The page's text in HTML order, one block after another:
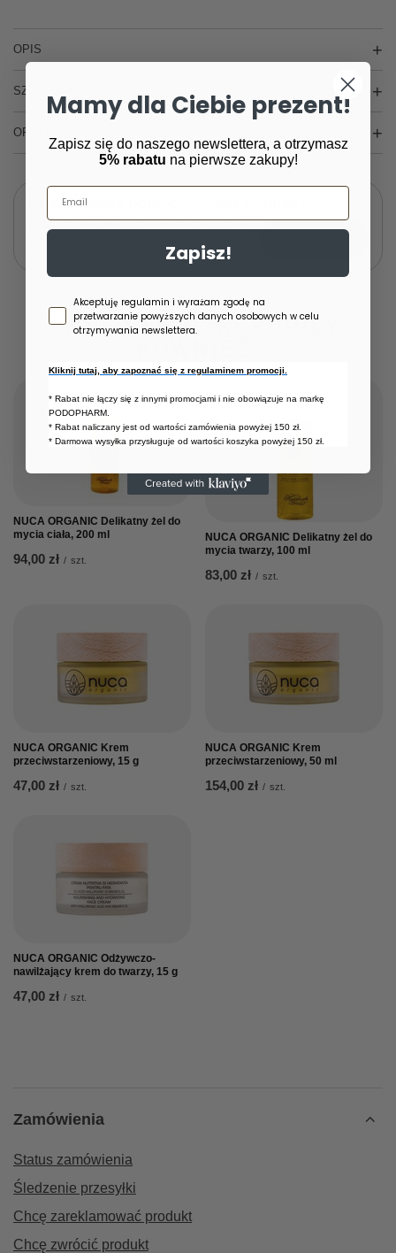
OPIS
SZCZEGÓŁOWE DANE
OPINIE
Potrzebujesz pomocy? Masz pytania?
Zadaj pytanie
INNE KLIENTKI KUPIŁY
NUCA ORGANIC Delikatny żel do
mycia ciała, 200 ml
94,00 zł / szt.
NUCA ORGANIC Delikatny żel do
mycia twarzy, 100 ml
83,00 zł / szt.
NUCA ORGANIC Krem
przeciwstarzeniowy, 15 g
47,00 zł / szt.
NUCA ORGANIC Krem
przeciwstarzeniowy, 50 ml
154,00 zł / szt.
NUCA ORGANIC Odżywczo-
nawilżający krem do twarzy, 15 g
47,00 zł / szt.
Zamówienia
Status zamówienia
Śledzenie przesyłki
Chcę zareklamować produkt
Chcę zwrócić produkt
Mamy dla Ciebie prezent!
Zapisz się do naszego newslettera, a otrzymasz
5% rabatu na pierwsze zakupy!
Email
Zapisz!
Zgoda newsletter
Akceptuję regulamin i wyrażam zgodę na
przetwarzanie powyższych danych osobowych w celu
otrzymywania newslettera.
Kliknij tutaj, aby zapoznać się z regulaminem promocji.
* Rabat nie łączy się z innymi promocjami i nie obowiązuje na markę
PODOPHARM.
* Rabat naliczany jest od wartości zamówienia powyżej 150 zł.
* Darmowa wysyłka przysługuje od wartości koszyka powyżej 150 zł.